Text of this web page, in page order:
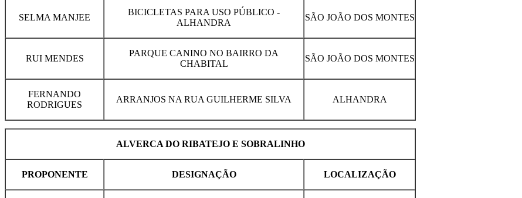
SELMA MANJEE
BICICLETAS PARA USO PÚBLICO -
ALHANDRA
SÃO JOÃO DOS MONTES
RUI MENDES
PARQUE CANINO NO BAIRRO DA
CHABITAL
SÃO JOÃO DOS MONTES
FERNANDO
RODRIGUES
ARRANJOS NA RUA GUILHERME SILVA ALHANDRA
ALVERCA DO RIBATEJO E SOBRALINHO
PROPONENTE DESIGNAÇÃO LOCALIZAÇÃO